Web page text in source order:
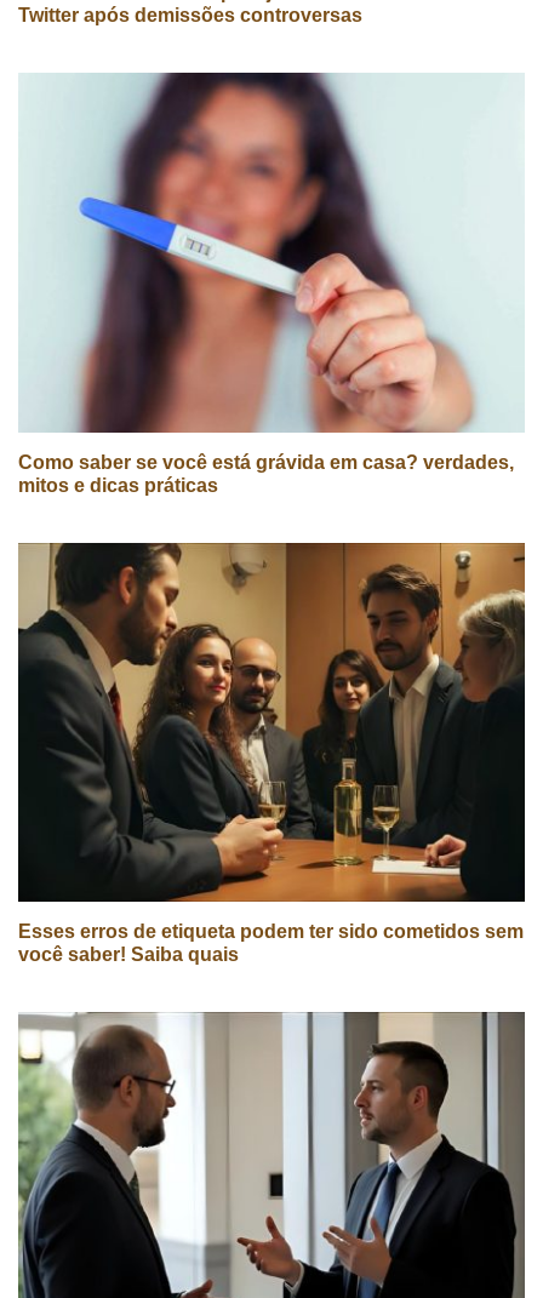
Twitter após demissões controversas
Como saber se você está grávida em casa? verdades,
mitos e dicas práticas
Esses erros de etiqueta podem ter sido cometidos sem
você saber! Saiba quais